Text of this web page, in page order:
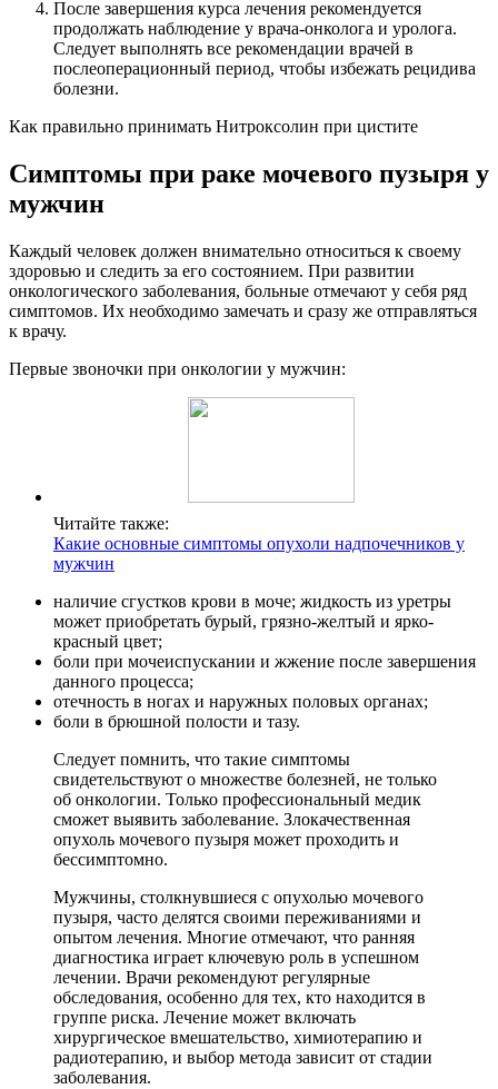
После завершения курса лечения рекомендуется
продолжать наблюдение у врача-онколога и уролога.
Следует выполнять все рекомендации врачей в
послеоперационный период, чтобы избежать рецидива
болезни.
Как правильно принимать Нитроксолин при цистите
Симптомы при раке мочевого пузыря у
мужчин
Каждый человек должен внимательно относиться к своему
здоровью и следить за его состоянием. При развитии
онкологического заболевания, больные отмечают у себя ряд
симптомов. Их необходимо замечать и сразу же отправляться
к врачу.
Первые звоночки при онкологии у мужчин:
Читайте также:
Какие основные симптомы опухоли надпочечников у
мужчин
наличие сгустков крови в моче; жидкость из уретры
может приобретать бурый, грязно-желтый и ярко-
красный цвет;
боли при мочеиспускании и жжение после завершения
данного процесса;
отечность в ногах и наружных половых органах;
боли в брюшной полости и тазу.
Следует помнить, что такие симптомы
свидетельствуют о множестве болезней, не только
об онкологии. Только профессиональный медик
сможет выявить заболевание. Злокачественная
опухоль мочевого пузыря может проходить и
бессимптомно.
Мужчины, столкнувшиеся с опухолью мочевого
пузыря, часто делятся своими переживаниями и
опытом лечения. Многие отмечают, что ранняя
диагностика играет ключевую роль в успешном
лечении. Врачи рекомендуют регулярные
обследования, особенно для тех, кто находится в
группе риска. Лечение может включать
хирургическое вмешательство, химиотерапию и
радиотерапию, и выбор метода зависит от стадии
заболевания.